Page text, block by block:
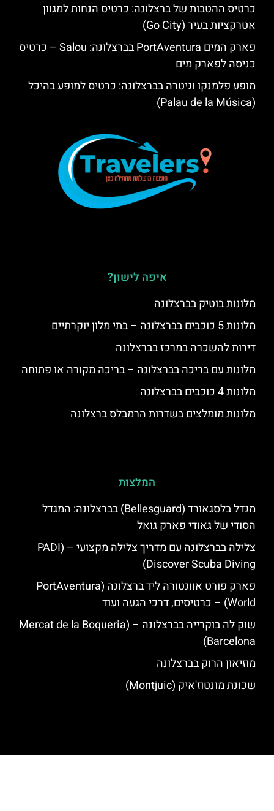
כרטיס ההטבות של ברצלונה: כרטיס הנחות למגוון
אטרקציות בעיר (Go City)
פארק המים PortAventura בברצלונה: Salou – כרטיס
כניסה לפארק מים
מופע פלמנקו וגיטרה בברצלונה: כרטיס למופע בהיכל
(Palau de la Música)
איפה לישון?
מלונות בוטיק בברצלונה
מלונות 5 כוכבים בברצלונה – בתי מלון יוקרתיים
דירות להשכרה במרכז בברצלונה
מלונות עם בריכה בברצלונה – בריכה מקורה או פתוחה
מלונות 4 כוכבים בברצלונה
מלונות מומלצים בשדרות הרמבלס ברצלונה
המלצות
מגדל בלסגאורד (Bellesguard) בברצלונה: המגדל
הסודי של גאודי פארק גואל
צלילה בברצלונה עם מדריך צלילה מקצועי – (PADI
Discover Scuba Diving)
פארק פורט אוונטורה ליד ברצלונה (PortAventura
World) – כרטיסים, דרכי הגעה ועוד
שוק לה בוקרייה בברצלונה – (Mercat de la Boqueria
Barcelona)
מוזיאון הרוק בברצלונה
שכונת מונטוז'איק (Montjuic)